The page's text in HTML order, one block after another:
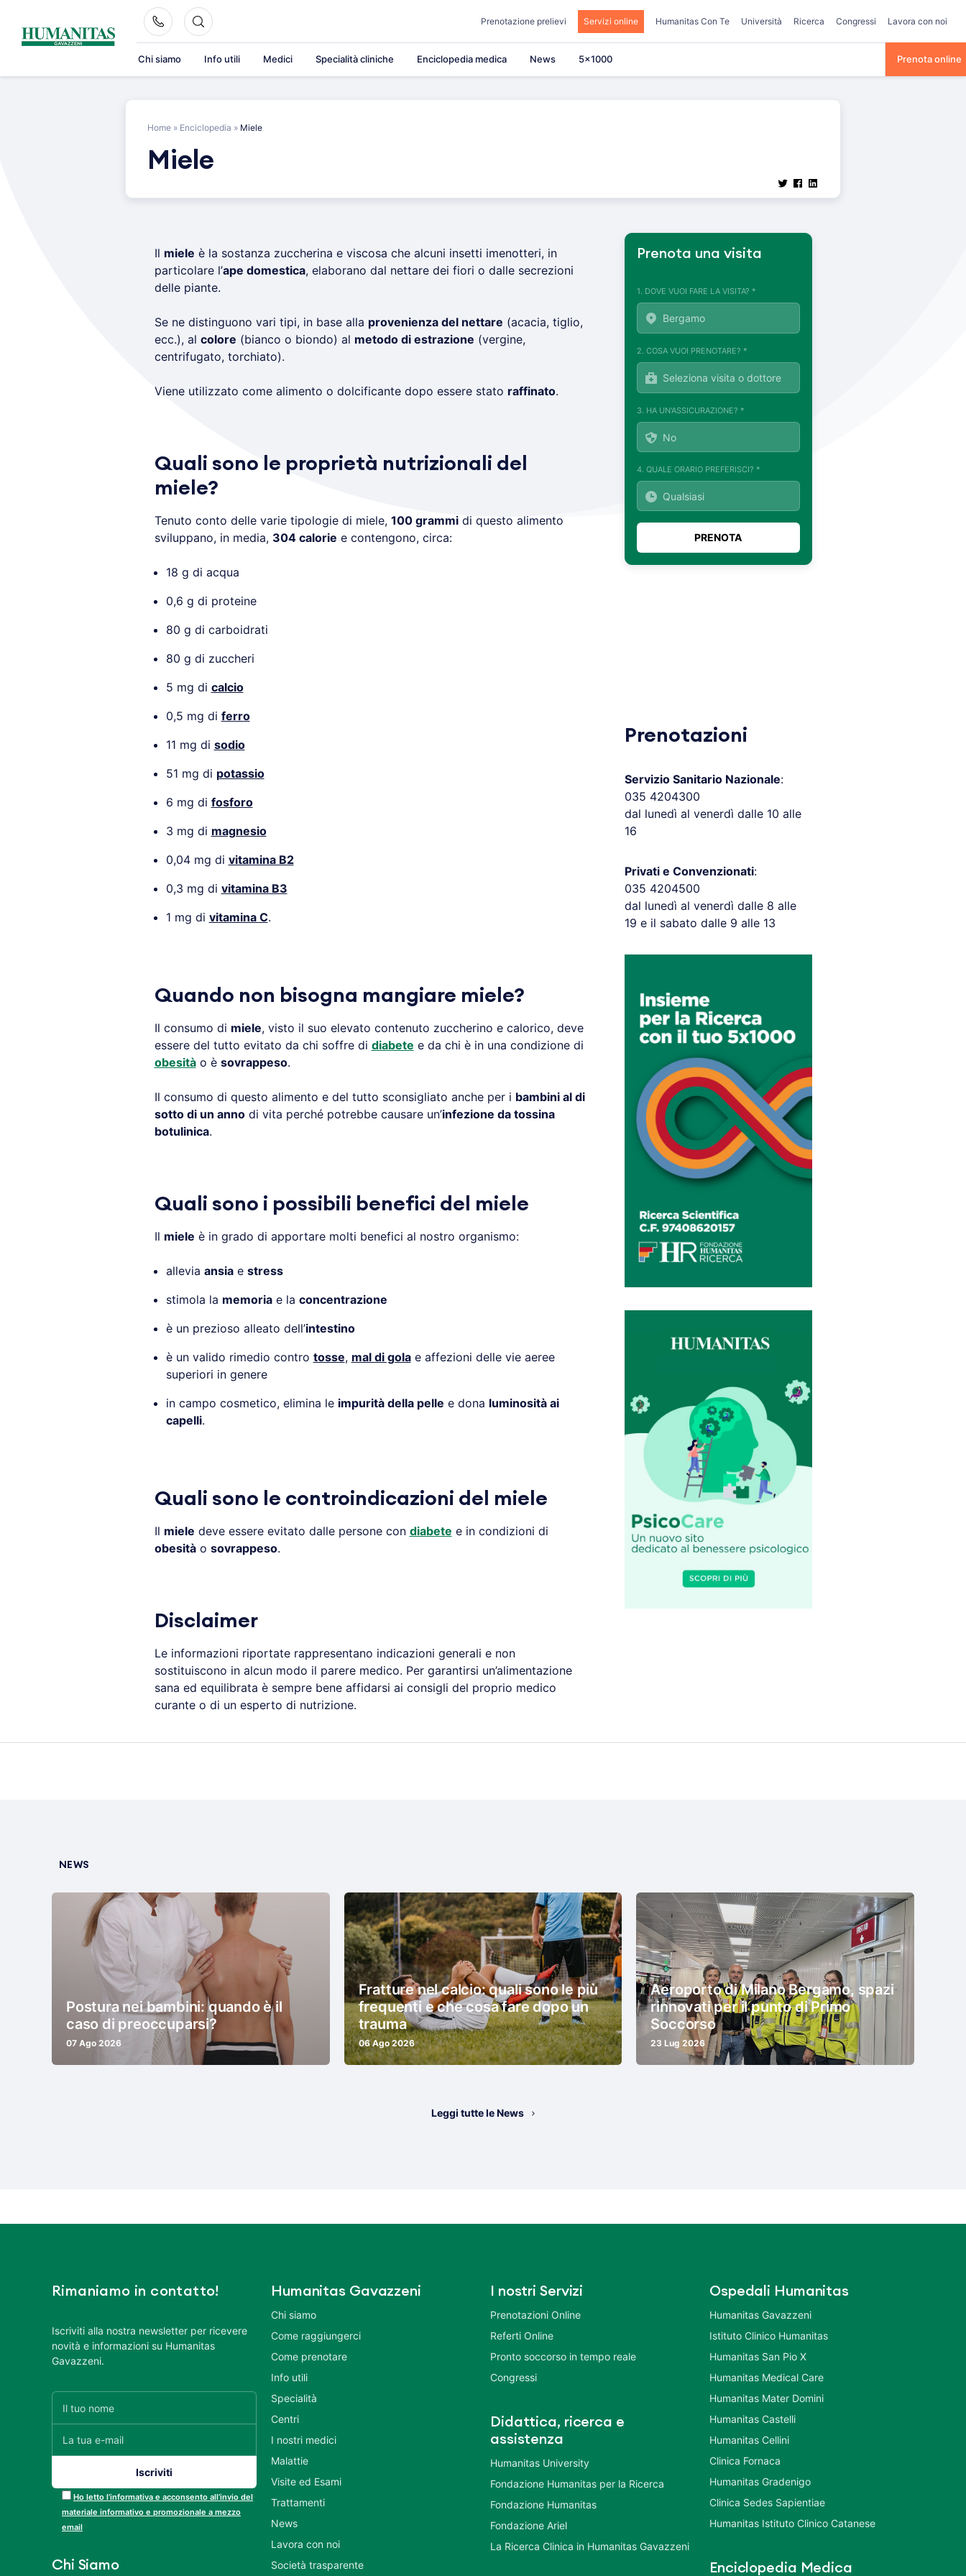
content
Prenotazione prelievi Servizi online Humanitas Con Te Università Ricerca Congressi Lavora con noi
Chi siamo Info utili Medici Specialità cliniche Enciclopedia medica News 5×1000 Prenota online
Home » Enciclopedia » Miele
Miele
Il miele è la sostanza zuccherina e viscosa che alcuni insetti imenotteri, in
particolare l’ape domestica, elaborano dal nettare dei fiori o dalle secrezioni
delle piante.
Se ne distinguono vari tipi, in base alla provenienza del nettare (acacia, tiglio,
ecc.), al colore (bianco o biondo) al metodo di estrazione (vergine,
centrifugato, torchiato).
Viene utilizzato come alimento o dolcificante dopo essere stato raffinato.
Quali sono le proprietà nutrizionali del
miele?
Tenuto conto delle varie tipologie di miele, 100 grammidi questo alimento
sviluppano, in media, 304 calorie e contengono, circa:
18 g di acqua
0,6 g di proteine
80 g di carboidrati
80 g di zuccheri
5 mg di calcio
0,5 mg di ferro
11 mg di sodio
51 mg di potassio
6 mg di fosforo
3 mg di magnesio
0,04 mg di vitamina B2
0,3 mg di vitamina B3
1 mg di vitamina C.
Quando non bisogna mangiare miele?
Il consumo di miele, visto il suo elevato contenuto zuccherino e calorico, deve
essere del tutto evitato da chi soffre di diabete e da chi è in una condizione di
obesitào è sovrappeso.
Il consumo di questo alimento e del tutto sconsigliato anche per i bambini al di
sotto di un annodi vita perché potrebbe causare un’infezione da tossina
botulinica.
Quali sono i possibili benefici del miele
Il miele è in grado di apportare molti benefici al nostro organismo:
allevia ansiae stress
stimola la memoriae la concentrazione
è un prezioso alleato dell’intestino
è un valido rimedio contro tosse, mal di golae affezioni delle vie aeree
superiori in genere
in campo cosmetico, elimina le impurità della pelle e dona luminosità ai
capelli.
Quali sono le controindicazioni del miele
Il miele deve essere evitato dalle persone con diabete e in condizioni di
obesitào sovrappeso.
Disclaimer
Le informazioni riportate rappresentano indicazioni generali e non
sostituiscono in alcun modo il parere medico. Per garantirsi un’alimentazione
sana ed equilibrata è sempre bene affidarsi ai consigli del proprio medico
curante o di un esperto di nutrizione.
Prenota una visita
1. DOVE VUOI FARE LA VISITA? *
2. COSA VUOI PRENOTARE? *
3. HA UN'ASSICURAZIONE? *
4. QUALE ORARIO PREFERISCI? *
Prenotazioni
Servizio Sanitario Nazionale:
035 4204300
dal lunedì al venerdì dalle 10 alle
16
Privati e Convenzionati:
035 4204500
dal lunedì al venerdì dalle 8 alle
19 e il sabato dalle 9 alle 13
NEWS
Postura nei bambini: quando è il
caso di preoccuparsi?
07 Ago 2026
Fratture nel calcio: quali sono le più
frequenti e che cosa fare dopo un
trauma
06 Ago 2026
Aeroporto di Milano Bergamo, spazi
rinnovati per il punto di Primo
Soccorso
23 Lug 2026
Leggi tutte le News
Rimaniamo in contatto!
Iscriviti alla nostra newsletter per ricevere
novità e informazioni su Humanitas
Gavazzeni.
Ho letto l’informativa e acconsento all’invio del
materiale informativo e promozionale a mezzo
email
Chi Siamo
Humanitas Gavazzeni
Chi siamo
Come raggiungerci
Come prenotare
Info utili
Specialità
Centri
I nostri medici
Malattie
Visite ed Esami
Trattamenti
News
Lavora con noi
Società trasparente
I nostri Servizi
Prenotazioni Online
Referti Online
Pronto soccorso in tempo reale
Congressi
Didattica, ricerca e
assistenza
Humanitas University
Fondazione Humanitas per la Ricerca
Fondazione Humanitas
Fondazione Ariel
La Ricerca Clinica in Humanitas Gavazzeni
Ospedali Humanitas
Humanitas Gavazzeni
Istituto Clinico Humanitas
Humanitas San Pio X
Humanitas Medical Care
Humanitas Mater Domini
Humanitas Castelli
Humanitas Cellini
Clinica Fornaca
Humanitas Gradenigo
Clinica Sedes Sapientiae
Humanitas Istituto Clinico Catanese
Enciclopedia Medica